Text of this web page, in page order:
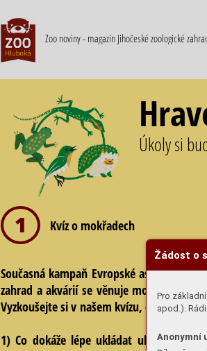
Žádost o
Pro
apod.).
Anonymní
Zoo noviny - magazín Jihočeské zoologické
Úkoly si
1 Kvíz o mokřadech
Současná kampaň Evropské asociace
zahrad a akvárií se věnuje mokřadním
Vyzkoušejte si v našem kvízu, co o nich
1) Co dokáže lépe ukládat uhlík a